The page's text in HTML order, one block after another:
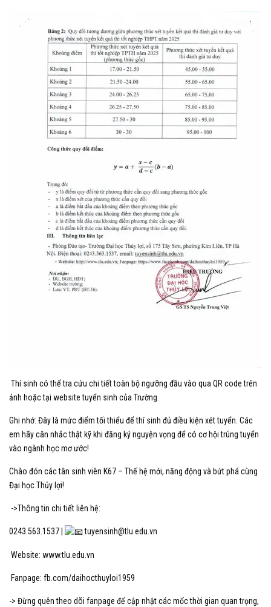
Thí sinh có thể tra cứu chi tiết toàn bộ ngưỡng đầu vào qua QR code trên
ảnh hoặc tại website tuyển sinh của Trường.
Ghi nhớ: Đây là mức điểm tối thiểu để thí sinh đủ điều kiện xét tuyển. Các
em hãy cân nhắc thật kỹ khi đăng ký nguyện vọng để có cơ hội trúng tuyển
vào ngành học mơ ước!
Chào đón các tân sinh viên K67 – Thế hệ mới, năng động và bứt phá cùng
Đại học Thủy lợi!
->Thông tin chi tiết liên hệ:
0243.563.1537 | tuyensinh@tlu.edu.vn
Website: www.tlu.edu.vn
Fanpage: fb.com/daihocthuyloi1959
-> Đừng quên theo dõi fanpage để cập nhật các mốc thời gian quan trọng,